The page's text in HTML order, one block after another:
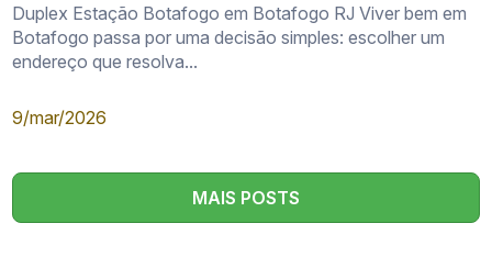
Duplex Estação Botafogo em Botafogo RJ Viver bem em
Botafogo passa por uma decisão simples: escolher um
endereço que resolva...
9/mar/2026
MAIS POSTS